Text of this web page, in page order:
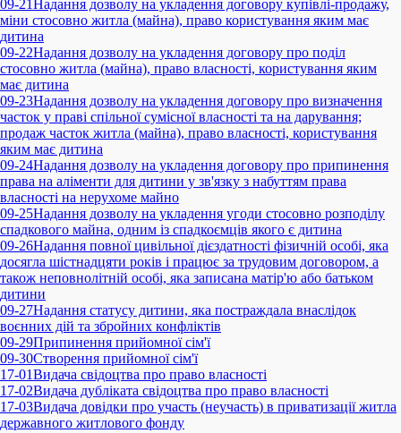
09-21 Надання дозволу на укладення договору купівлі-продажу,
міни стосовно житла (майна), право користування яким має
дитина
09-22Надання дозволу на укладення договору про поділ
стосовно житла (майна), право власності, користування яким
має дитина
09-23Надання дозволу на укладення договору про визначення
часток у праві спільної сумісної власності та на дарування;
продаж часток житла (майна), право власності, користування
яким має дитина
09-24Надання дозволу на укладення договору про припинення
права на аліменти для дитини у зв'язку з набуттям права
власності на нерухоме майно
09-25Надання дозволу на укладення угоди стосовно розподілу
спадкового майна, одним із спадкоємців якого є дитина
09-26Надання повної цивільної дієздатності фізичній особі, яка
досягла шістнадцяти років і працює за трудовим договором, а
також неповнолітній особі, яка записана матір'ю або батьком
дитини
09-27Надання статусу дитини, яка постраждала внаслідок
воєнних дій та збройних конфліктів
09-29Припинення прийомної сім'ї
09-30Створення прийомної сім'ї
17-01Видача свідоцтва про право власності
17-02Видача дубліката свідоцтва про право власності
17-03Видача довідки про участь (неучасть) в приватизації житла
державного житлового фонду